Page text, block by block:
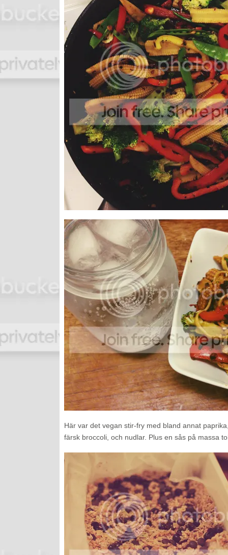
Här var det vegan stir-fry med bland annat
färsk broccoli, och nudlar. Plus en sås på massa